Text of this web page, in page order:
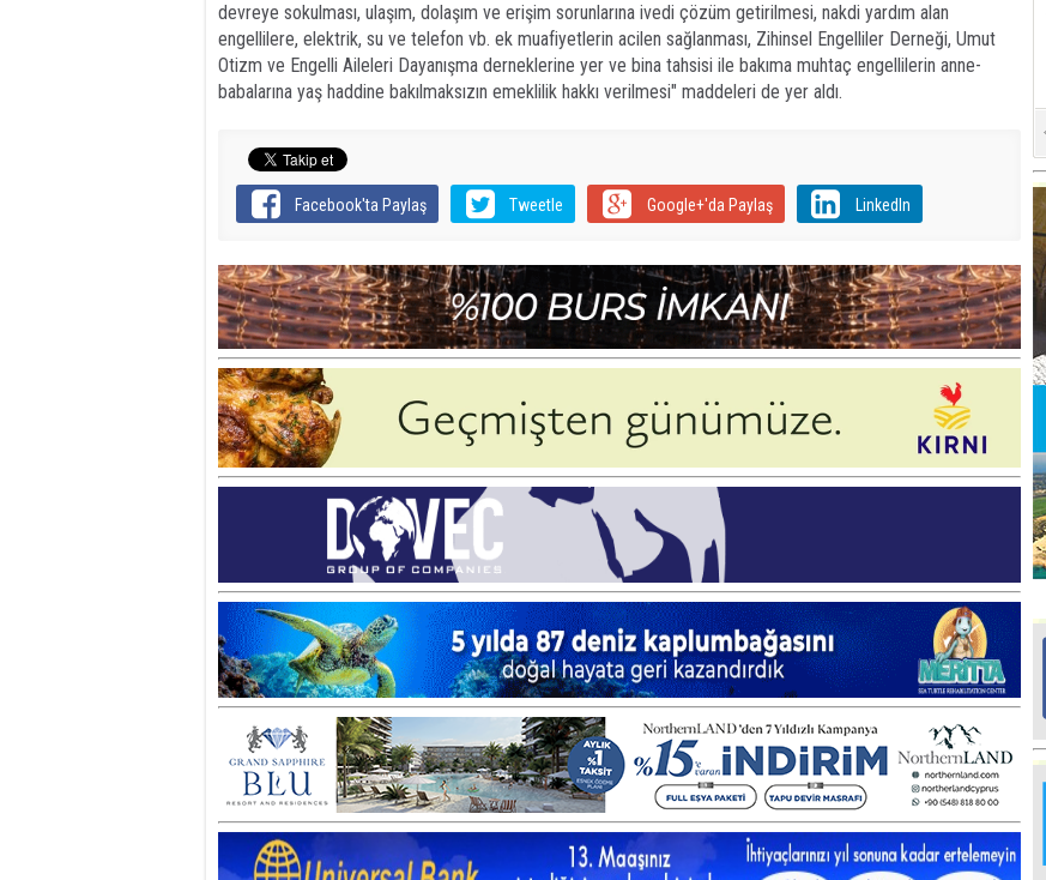
devreye sokulması, ulaşım, dolaşım ve erişim sorunlarına ivedi çözüm getirilmesi, nakdi yardım alan
engellilere, elektrik, su ve telefon vb. ek muafiyetlerin acilen sağlanması, Zihinsel Engelliler Derneği, Umut
Otizm ve Engelli Aileleri Dayanışma derneklerine yer ve bina tahsisi ile bakıma muhtaç engellilerin anne-
babalarına yaş haddine bakılmaksızın emeklilik hakkı verilmesi" maddeleri de yer aldı.
Facebook'ta Paylaş Tweetle Google+'da Paylaş LinkedIn